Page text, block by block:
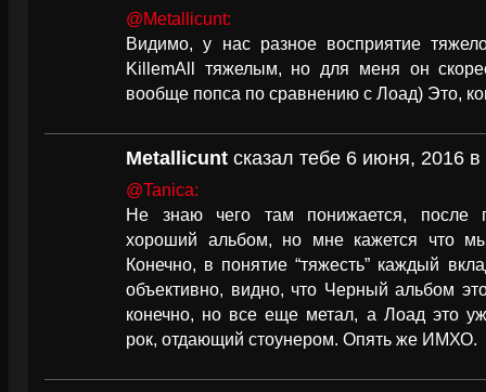
@Metallicunt:
Видимо, у нас разное восприятие
KillemAll тяжелым, но для меня он
вообще попса по сравнению с Лоад) Это,
Metallicunt сказал тебе 6 июня, 2016
@Tanica:
Не знаю чего там понижается, после
хороший альбом, но мне кажется что
Конечно, в понятие “тяжесть” каждый
объективно, видно, что Черный альбом
конечно, но все еще метал, а Лоад это
рок, отдающий стоунером. Опять же ИМХО.